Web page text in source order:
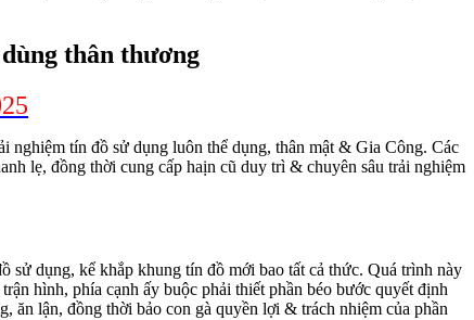
thân thương
nghiệm tín đồ sử dụng luôn thể dụng, thân mật & Gia Công. Các
lẹ, đồng thời cung cấp haịn cũ duy trì & chuyên sâu trải nghiệm
sử dụng, kể khắp khung tín đồ mới bao tất cả thức. Quá trình này
hình, phía cạnh ấy buộc phải thiết phần béo bước quyết định
ăn lận, đồng thời bảo con gà quyền lợi & trách nhiệm của phần